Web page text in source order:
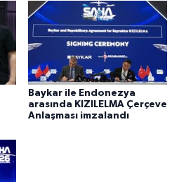
Baykar ile Endonezya
arasında KIZILELMA Çerçeve
Anlaşması imzalandı